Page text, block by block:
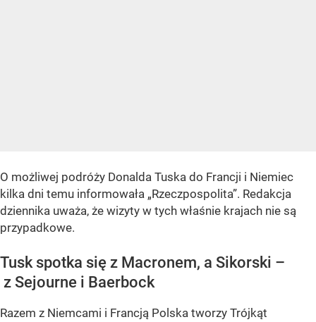
O możliwej podróży Donalda Tuska do Francji i Niemiec
kilka dni temu informowała „Rzeczpospolita”. Redakcja
dziennika uważa, że wizyty w tych właśnie krajach nie są
przypadkowe.
Tusk spotka się z Macronem, a Sikorski –
z Sejourne i Baerbock
Razem z Niemcami i Francją Polska tworzy Trójkąt